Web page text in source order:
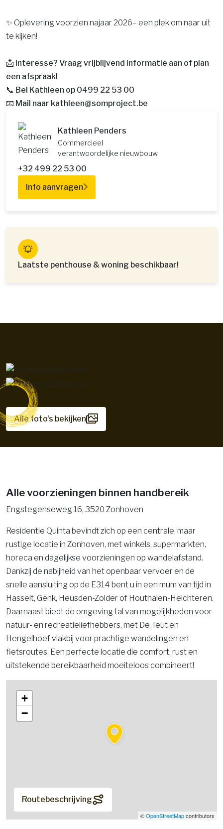
✨ Oplevering voorzien najaar 2026– een plek om naar uit
te kijken!
📩 Interesse? Vraag vrijblijvend informatie aan of plan
een afspraak!
📞 Bel Kathleen op 0499 22 53 00
📧 Mail naar kathleen@somproject.be
Kathleen Penders
Commercieel
verantwoordelijke nieuwbouw
+32 499 22 53 00
Info aanvragen
Laatste penthouse & woning beschikbaar!
Alle foto's bekijken
Alle voorzieningen binnen handbereik
Engstegenseweg 16, 3520 Zonhoven
Residentie Quinta bevindt zich op een centrale, maar
rustige locatie in Zonhoven, met winkels, supermarkten,
horeca en dagelijkse voorzieningen op wandelafstand.
Dankzij de nabijheid van het openbaar vervoer en de
snelle aansluiting op de E314 bent u in een mum van tijd in
Hasselt, Genk, Heusden-Zolder of Houthalen-Helchteren.
Daarnaast biedt de omgeving tal van mogelijkheden voor
natuur- en recreatieliefhebbers, met De Teut en
Hengelhoef vlakbij voor prachtige wandelingen en
fietsroutes. Een perfecte locatie die comfort, rust en
uitstekende bereikbaarheid moeiteloos combineert!
+
−
©OpenStreetMapcontributors
Routebeschrijving